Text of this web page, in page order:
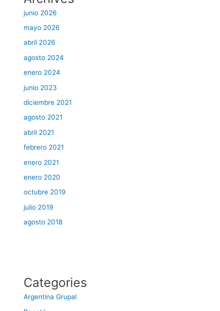
junio 2026
mayo 2026
abril 2026
agosto 2024
enero 2024
junio 2023
diciembre 2021
agosto 2021
abril 2021
febrero 2021
enero 2021
enero 2020
octubre 2019
julio 2019
agosto 2018
Categories
Argentina Grupal